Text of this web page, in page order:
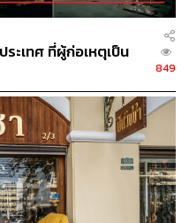
จผันผวนต่อเนื่อง
นมาอยู่แถวประมาณ 115
เวลาไม่นาน สาเหตุไม่ใช่
ลว่าอนาคตอาจขาด จึงรีบ
นทั่วโลกเริ่มปรับตัวลง นัก
กังวลว่าเงินเฟ้อจะอยู่สูง
ะเทศ ที่ผู้ก่อเหตุเป็น
849